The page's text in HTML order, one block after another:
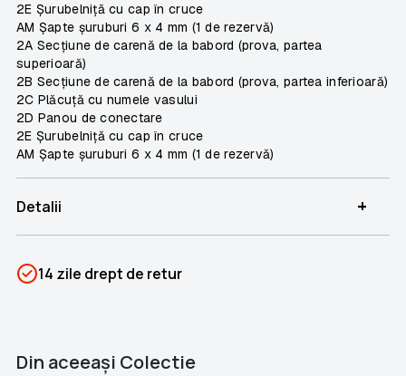
2E Șurubelniță cu cap în cruce
AM Șapte șuruburi 6 x 4 mm (1 de rezervă)
2A Secțiune de carenă de la babord (prova, partea
superioară)
2B Secțiune de carenă de la babord (prova, partea inferioară)
2C Plăcuță cu numele vasului
2D Panou de conectare
2E Șurubelniță cu cap în cruce
AM Șapte șuruburi 6 x 4 mm (1 de rezervă)
Detalii +
Categorii
Titanic
14 zile drept de retur
Din aceeaşi Colectie